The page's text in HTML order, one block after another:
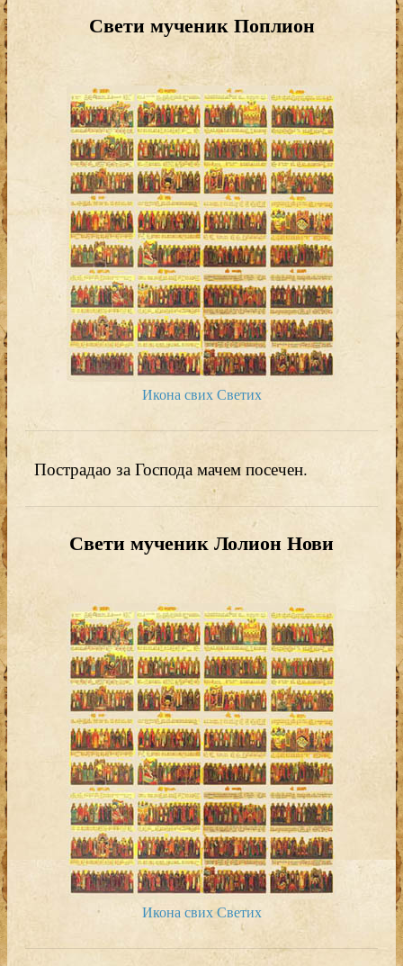
Свети мученик Поплион
Икона свих Светих
Пострадао за Господа мачем посечен.
Свети мученик Лолион Нови
Икона свих Светих